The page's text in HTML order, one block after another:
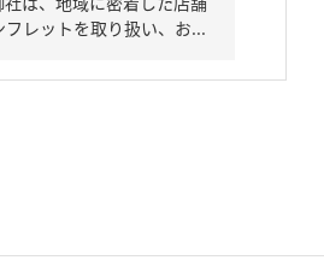
レットを取り扱い、お...